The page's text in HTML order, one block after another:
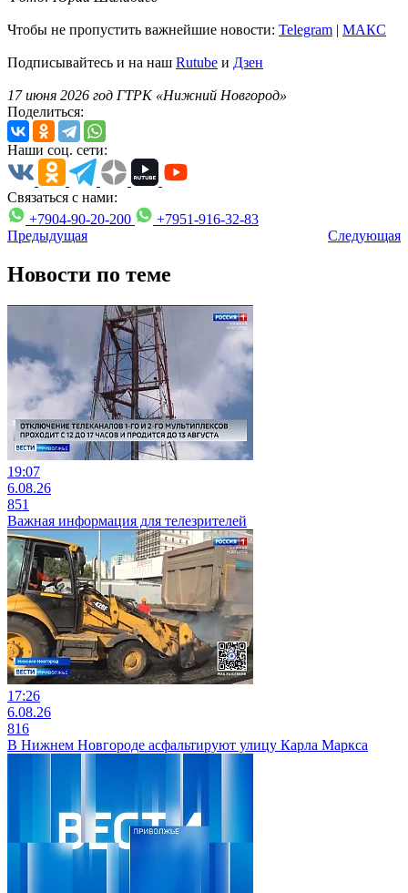
Чтобы не пропустить важнейшие новости: Telegram | MAКС
Подписывайтесь и на наш Rutube и Дзен
17 июня 2026 год ГТРК «Нижний Новгород»
Поделиться:
Наши соц. сети:
Связаться с нами:
+7904-90-20-200
+7951-916-32-83
Предыдущая
Следующая
Новости по теме
19:07
6.08.26
851
Важная информация для телезрителей
17:26
6.08.26
816
В Нижнем Новгороде асфальтируют улицу Карла Маркса